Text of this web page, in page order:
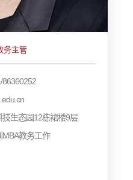
务主管
86360252
生态园12栋裙楼9层
教务工作